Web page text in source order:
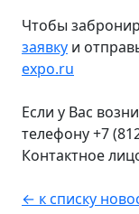
Чтобы
заявку и
expo.ru
Если у Вас
телефону +7
Контактное
← к списку